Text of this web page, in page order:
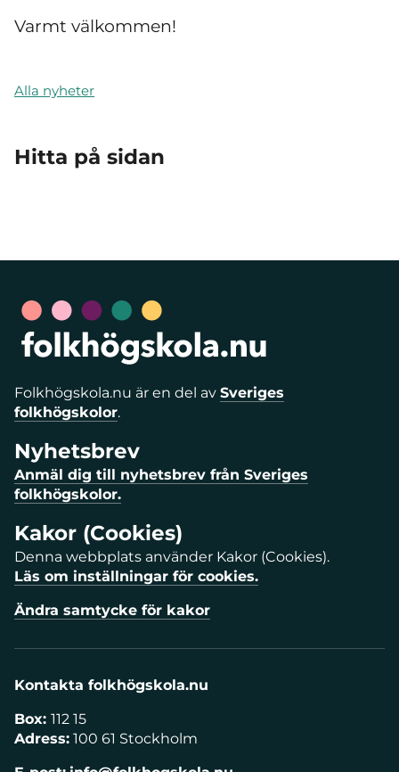
Varmt välkommen!
Alla nyheter
Hitta på sidan
Folkhögskola.nu är en del av Sveriges
folkhögskolor.
Nyhetsbrev
Anmäl dig till nyhetsbrev från Sveriges
folkhögskolor.
Kakor (Cookies)
Denna webbplats använder Kakor (Cookies).
Läs om inställningar för cookies.
Ändra samtycke för kakor
Kontakta folkhögskola.nu
Box: 112 15
Adress: 100 61 Stockholm